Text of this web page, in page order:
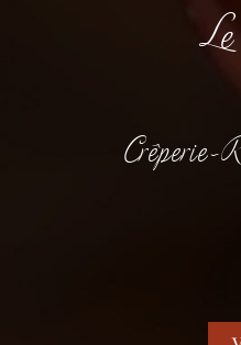
Crêperie-